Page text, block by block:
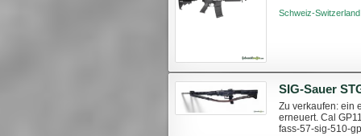
Schweiz-
SIG-Sauer
Zu verkaufen: ein
erneuert. Cal
fass-57-sig-510-